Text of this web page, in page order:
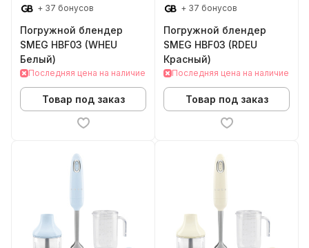
+ 37 бонусов
Погружной блендер
SMEG HBF03 (WHEU
Белый)
Последняя цена на наличие
Товар под заказ
+ 37 бонусов
Погружной блендер
SMEG HBF03 (RDEU
Красный)
Последняя цена на наличие
Товар под заказ